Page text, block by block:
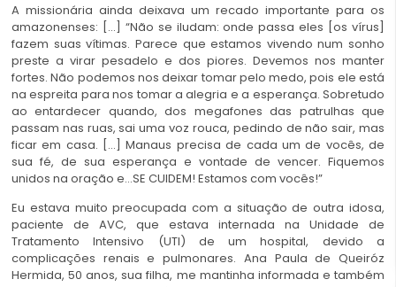
A missionária ainda deixava um recado importante para os
amazonenses: […] “Não se iludam: onde passa eles [os vírus]
fazem suas vítimas. Parece que estamos vivendo num sonho
preste a virar pesadelo e dos piores. Devemos nos manter
fortes. Não podemos nos deixar tomar pelo medo, pois ele está
na espreita para nos tomar a alegria e a esperança. Sobretudo
ao entardecer quando, dos megafones das patrulhas que
passam nas ruas, sai uma voz rouca, pedindo de não sair, mas
ficar em casa. […] Manaus precisa de cada um de vocês, de
sua fé, de sua esperança e vontade de vencer. Fiquemos
unidos na oração e…SE CUIDEM! Estamos com vocês!”
Eu estava muito preocupada com a situação de outra idosa,
paciente de AVC, que estava internada na Unidade de
Tratamento Intensivo (UTI) de um hospital, devido a
complicações renais e pulmonares. Ana Paula de Queiróz
Hermida, 50 anos, sua filha, me mantinha informada e também